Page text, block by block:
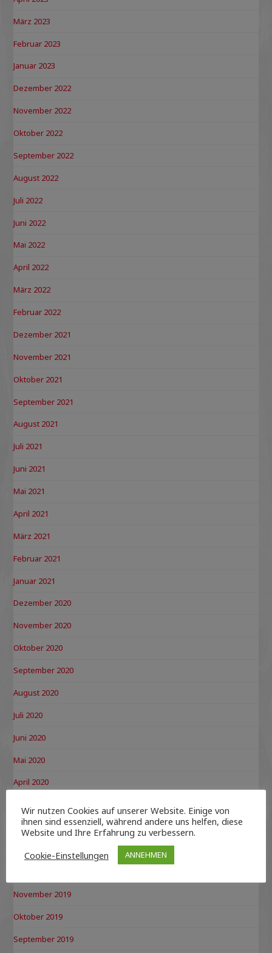
März 2023
Februar 2023
Januar 2023
Dezember 2022
November 2022
Oktober 2022
September 2022
August 2022
Juli 2022
Juni 2022
Mai 2022
April 2022
März 2022
Februar 2022
Dezember 2021
November 2021
Oktober 2021
September 2021
August 2021
Juli 2021
Juni 2021
Mai 2021
April 2021
März 2021
Februar 2021
Januar 2021
Dezember 2020
November 2020
Oktober 2020
September 2020
August 2020
Juli 2020
Juni 2020
Mai 2020
April 2020
Februar 2020
November 2019
Oktober 2019
September 2019
Wir nutzen Cookies auf unserer Website. Einige von
ihnen sind essenziell, während andere uns helfen, diese
Website und Ihre Erfahrung zu verbessern.
Cookie-Einstellungen
ANNEHMEN